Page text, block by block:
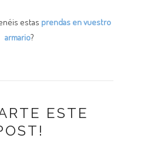
estas prendas en vuestro
armario?
ESTE